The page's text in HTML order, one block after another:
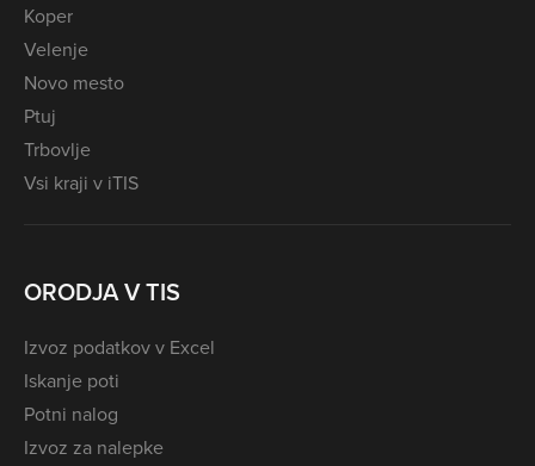
Koper
Velenje
Novo mesto
Ptuj
Trbovlje
Vsi kraji v iTIS
ORODJA V TIS
Izvoz podatkov v Excel
Iskanje poti
Potni nalog
Izvoz za nalepke